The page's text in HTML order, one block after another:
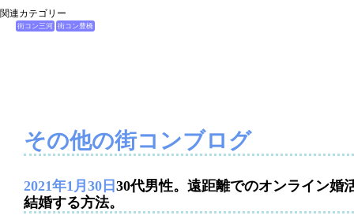
関連カテゴリー
街コン三河 街コン豊橋
その他の街コンブログ
2021年1月30日 30代男性。遠距離でのオンライン婚
結婚する方法。